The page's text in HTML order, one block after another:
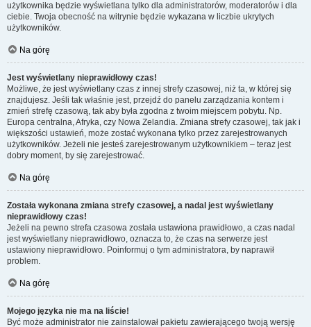
użytkownika będzie wyświetlana tylko dla administratorów, moderatorów i dla
ciebie. Twoja obecność na witrynie będzie wykazana w liczbie ukrytych
użytkowników.
Na górę
Jest wyświetlany nieprawidłowy czas!
Możliwe, że jest wyświetlany czas z innej strefy czasowej, niż ta, w której się
znajdujesz. Jeśli tak właśnie jest, przejdź do panelu zarządzania kontem i
zmień strefę czasową, tak aby była zgodna z twoim miejscem pobytu. Np.
Europa centralna, Afryka, czy Nowa Zelandia. Zmiana strefy czasowej, tak jak i
większości ustawień, może zostać wykonana tylko przez zarejestrowanych
użytkowników. Jeżeli nie jesteś zarejestrowanym użytkownikiem – teraz jest
dobry moment, by się zarejestrować.
Na górę
Została wykonana zmiana strefy czasowej, a nadal jest wyświetlany
nieprawidłowy czas!
Jeżeli na pewno strefa czasowa została ustawiona prawidłowo, a czas nadal
jest wyświetlany nieprawidłowo, oznacza to, że czas na serwerze jest
ustawiony nieprawidłowo. Poinformuj o tym administratora, by naprawił
problem.
Na górę
Mojego języka nie ma na liście!
Być może administrator nie zainstalował pakietu zawierającego twoją wersję